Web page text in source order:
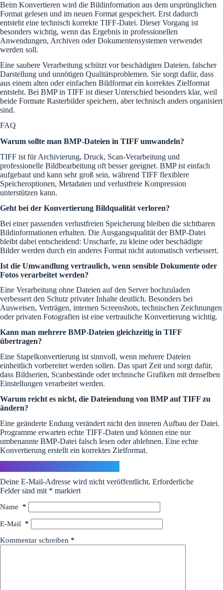
Beim Konvertieren wird die Bildinformation aus dem ursprünglichen
Format gelesen und im neuen Format gespeichert. Erst dadurch
entsteht eine technisch korrekte TIFF-Datei. Dieser Vorgang ist
besonders wichtig, wenn das Ergebnis in professionellen
Anwendungen, Archiven oder Dokumentensystemen verwendet
werden soll.
Eine saubere Verarbeitung schützt vor beschädigten Dateien, falscher
Darstellung und unnötigen Qualitätsproblemen. Sie sorgt dafür, dass
aus einem alten oder einfachen Bildformat ein korrektes Zielformat
entsteht. Bei BMP in TIFF ist dieser Unterschied besonders klar, weil
beide Formate Rasterbilder speichern, aber technisch anders organisiert
sind.
FAQ
Warum sollte man BMP-Dateien in TIFF umwandeln?
TIFF ist für Archivierung, Druck, Scan-Verarbeitung und
professionelle Bildbearbeitung oft besser geeignet. BMP ist einfach
aufgebaut und kann sehr groß sein, während TIFF flexiblere
Speicheroptionen, Metadaten und verlustfreie Kompression
unterstützen kann.
Geht bei der Konvertierung Bildqualität verloren?
Bei einer passenden verlustfreien Speicherung bleiben die sichtbaren
Bildinformationen erhalten. Die Ausgangsqualität der BMP-Datei
bleibt dabei entscheidend: Unscharfe, zu kleine oder beschädigte
Bilder werden durch ein anderes Format nicht automatisch verbessert.
Ist die Umwandlung vertraulich, wenn sensible Dokumente oder
Fotos verarbeitet werden?
Eine Verarbeitung ohne Dateien auf den Server hochzuladen
verbessert den Schutz privater Inhalte deutlich. Besonders bei
Ausweisen, Verträgen, internen Screenshots, technischen Zeichnungen
oder privaten Fotografien ist eine vertrauliche Konvertierung wichtig.
Kann man mehrere BMP-Dateien gleichzeitig in TIFF
übertragen?
Eine Stapelkonvertierung ist sinnvoll, wenn mehrere Dateien
einheitlich vorbereitet werden sollen. Das spart Zeit und sorgt dafür,
dass Bildserien, Scanbestände oder technische Grafiken mit denselben
Einstellungen verarbeitet werden.
Warum reicht es nicht, die Dateiendung von BMP auf TIFF zu
ändern?
Eine geänderte Endung verändert nicht den inneren Aufbau der Datei.
Programme erwarten echte TIFF-Daten und können eine nur
umbenannte BMP-Datei falsch lesen oder ablehnen. Eine echte
Konvertierung erstellt ein korrektes Zielformat.
Deine E-Mail-Adresse wird nicht veröffentlicht. Erforderliche
Felder sind mit * markiert
Name *
E-Mail *
Kommentar schreiben *